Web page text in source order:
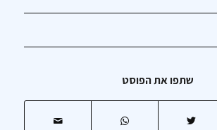
שתפו את הפוסט